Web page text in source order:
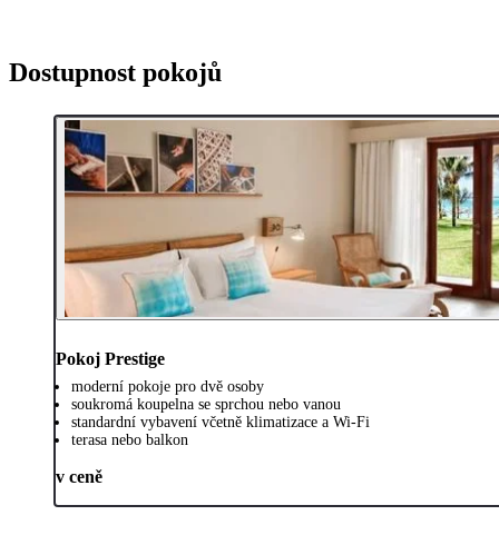
Dostupnost pokojů
Pokoj Prestige
moderní pokoje pro dvě osoby
soukromá koupelna se sprchou nebo vanou
standardní vybavení včetně klimatizace a Wi-Fi
terasa nebo balkon
v ceně